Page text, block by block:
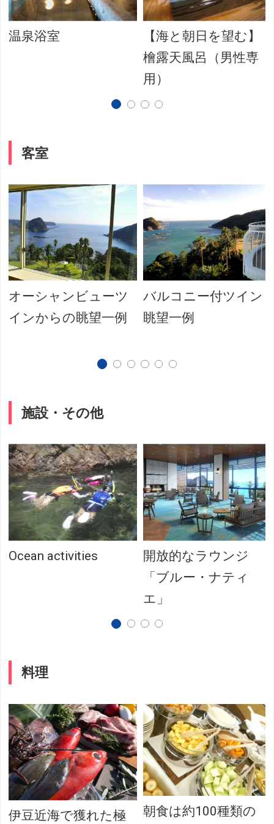
温泉浴室
【海と朝日を望む】
檜露天風呂（男性専
用）
客室
オーシャンビューツ
インからの眺望一例
バルコニー付ツイン
眺望一例
施設・その他
Ocean activities
開放的なラウンジ
「ブルー・ナティ
エ」
料理
伊豆近海で獲れた極
朝食は約100種類の